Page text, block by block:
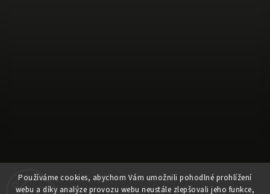
Používáme cookies, abychom Vám umožnili pohodlné prohlížení
webu a díky analýze provozu webu neustále zlepšovali jeho funkce,
Sledovat na Instagramu